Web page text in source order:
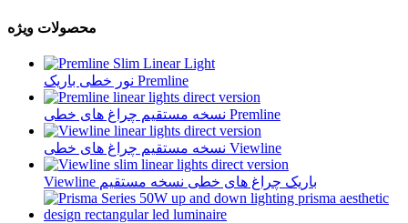
محصولات ویژه
نور خطی باریک Premline
نسخه مستقیم چراغ های خطی Premline
نسخه مستقیم چراغ های خطی Viewline
Viewline باریک چراغ های خطی نسخه مستقیم